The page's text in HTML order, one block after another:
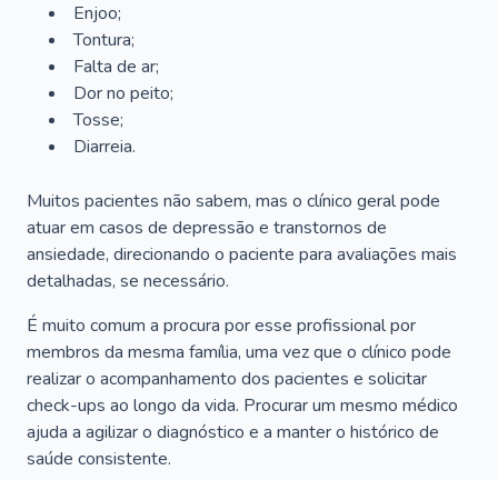
Enjoo;
Tontura;
Falta de ar;
Dor no peito;
Tosse;
Diarreia.
Muitos pacientes não sabem, mas o clínico geral pode
atuar em casos de depressão e transtornos de
ansiedade, direcionando o paciente para avaliações mais
detalhadas, se necessário.
É muito comum a procura por esse profissional por
membros da mesma família, uma vez que o clínico pode
realizar o acompanhamento dos pacientes e solicitar
check-ups ao longo da vida. Procurar um mesmo médico
ajuda a agilizar o diagnóstico e a manter o histórico de
saúde consistente.